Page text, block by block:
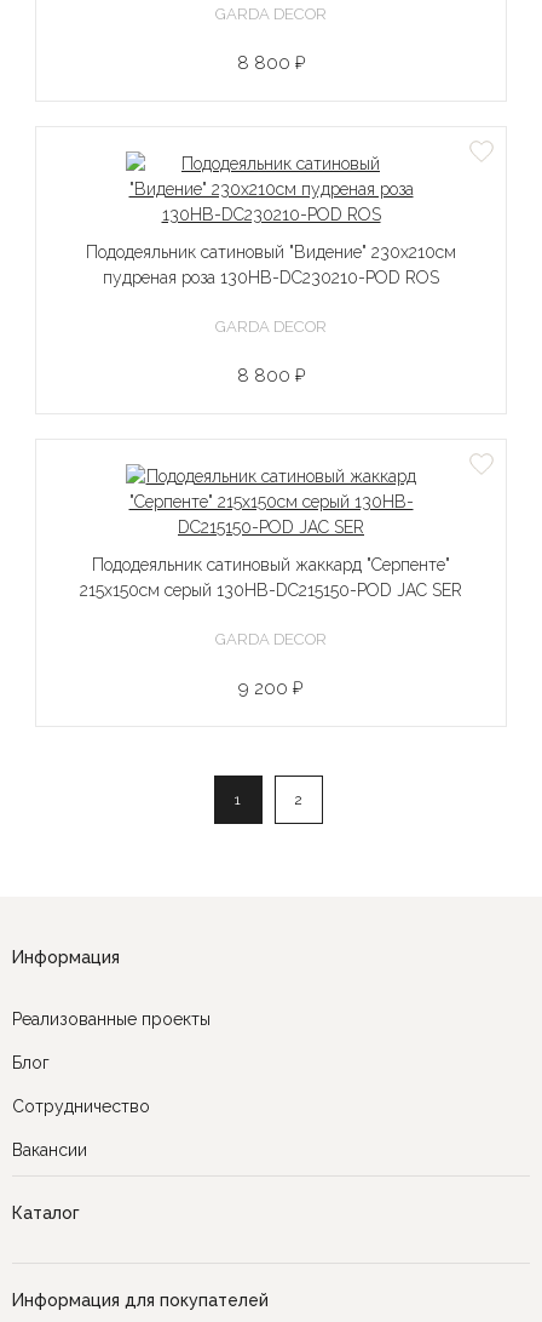
GARDA DECOR
8 800 ₽
Пододеяльник сатиновый "Видение" 230х210см
пудреная роза 130HB-DC230210-POD ROS
GARDA DECOR
8 800 ₽
Пододеяльник сатиновый жаккард "Серпенте"
215х150см серый 130HB-DC215150-POD JAC SER
GARDA DECOR
9 200 ₽
1 2
Информация
Реализованные проекты
Блог
Сотрудничество
Вакансии
Каталог
Информация для покупателей